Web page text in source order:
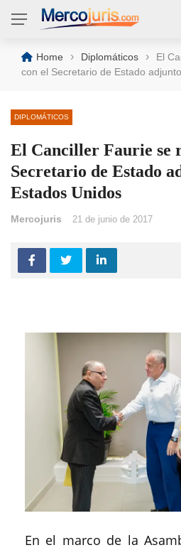
Home › Diplomáticos ›
El
con el Secretario de Estado
DIPLOMÁTICOS
El Canciller Faurie se
Secretario de Estado
Estados Unidos
Mercojuris 21 de junio de 2017
En el marco de la